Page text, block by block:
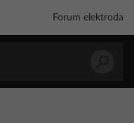
Forum elektroda